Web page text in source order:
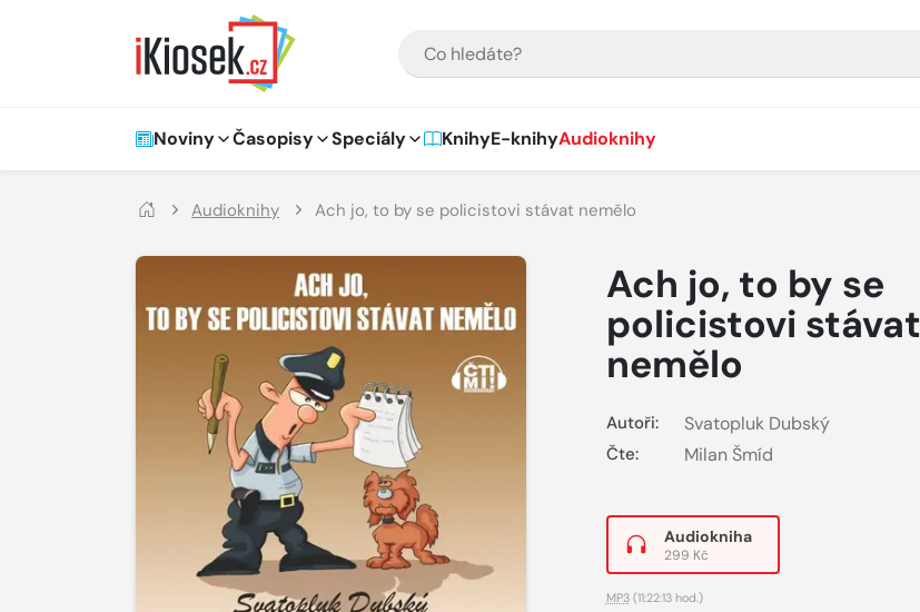
Hlavní navigace
Noviny Časopisy Speciály KnihyE-knihyAudioknihy
Audioknihy Ach jo, to by se policistovi stávat nemělo
Ach jo, to by se
policistovi stávat
nemělo
Autoři: Svatopluk Dubský
Čte: Milan Šmíd
Audiokniha
299 Kč
MP3(11:22:13 hod.)